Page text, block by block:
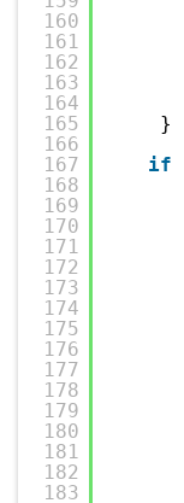
160
161
162
163
164
165
166
167
168
169
170
171
172
173
174
175
176
177
178
179
180
181
182
183
}
if